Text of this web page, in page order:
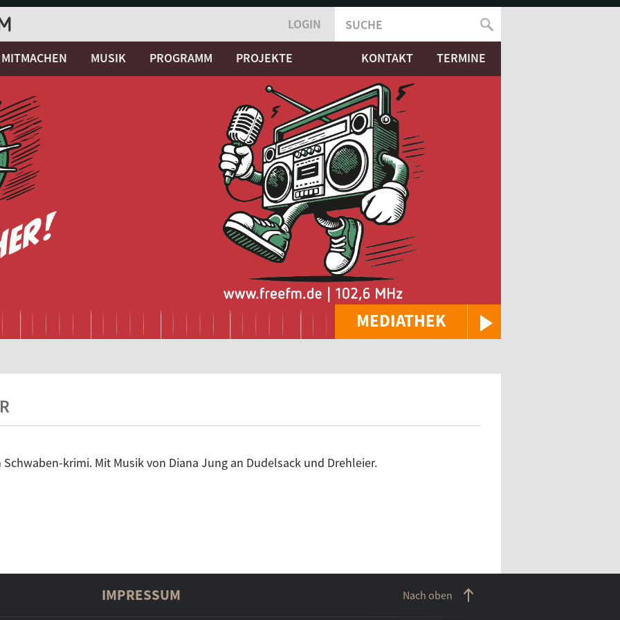
MEDIATHEK
LOGIN
SUCHFORMULAR
SUCHE
MITMACHEN MUSIK PROGRAMM PROJEKTE KONTAKT TERMINE
krimi. Mit Musik von Diana Jung an Dudelsack und Drehleier.
IMPRESSUM Nach oben